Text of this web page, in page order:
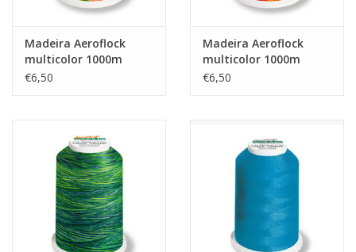
Madeira Aeroflock
multicolor 1000m
No.9515
€6,50
Madeira Aeroflock
multicolor 1000m
No.9506
€6,50